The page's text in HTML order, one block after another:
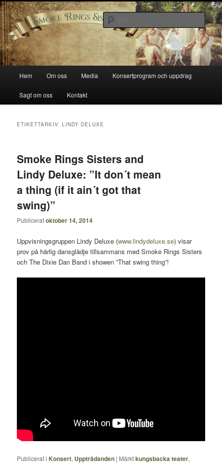
Hoppa
till
primärt
innehåll
Hoppa
till
sekundärt
innehållSmoke Rings Sisters
Smoke Rings Sisters
Sök
Hem Om oss Media Konsertprogram och uppdrag
Sagt om oss Kontakt
ETIKETTARKIV:LINDY DELUXE
Smoke Rings Sisters and
Lindy Deluxe: ”It don´t mean
a thing (if it ain´t got that
swing)”
Publiceratoktober 14, 2014
Uppvisningsgruppen Lindy Deluxe (www.lindydeluxe.se) visar
prov på härlig dansglädje tillsammans med Smoke Rings Sisters
och The Dixie Dan Band i showen ”That swing thing”!
Publicerat i Konsert, Uppträdanden | Märktkungsbacka teater,